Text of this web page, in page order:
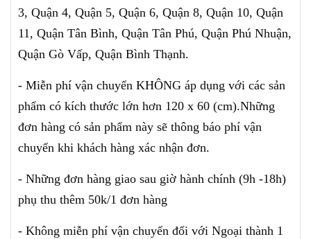
3, Quận 4, Quận 5, Quận 6, Quận 8, Quận 10, Quận
11, Quận Tân Bình, Quận Tân Phú, Quận Phú Nhuận,
Quận Gò Vấp, Quận Bình Thạnh.
- Miễn phí vận chuyển KHÔNG áp dụng với các sản
phẩm có kích thước lớn hơn 120 x 60 (cm).Những
đơn hàng có sản phẩm này sẽ thông báo phí vận
chuyển khi khách hàng xác nhận đơn.
- Những đơn hàng giao sau giờ hành chính (9h -18h)
phụ thu thêm 50k/1 đơn hàng
- Không miễn phí vận chuyển đối với Ngoại thành 1